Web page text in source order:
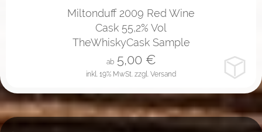
Miltonduff 2009 Red Wine
Cask 55,2% Vol
TheWhiskyCask Sample
inkl. 19% MwSt. zzgl. Versand
ab 5,00€